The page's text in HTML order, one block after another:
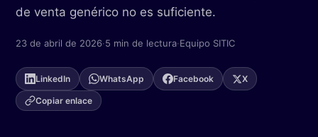
Refaccionarias
Inicia sesión →
(871) 227 2000
WhatsApp Pedir información →
de venta genérico no es suficiente.
23 de abril de 2026·5 min de lectura·Equipo SITIC
LinkedIn WhatsApp Facebook X
Copiar enlace